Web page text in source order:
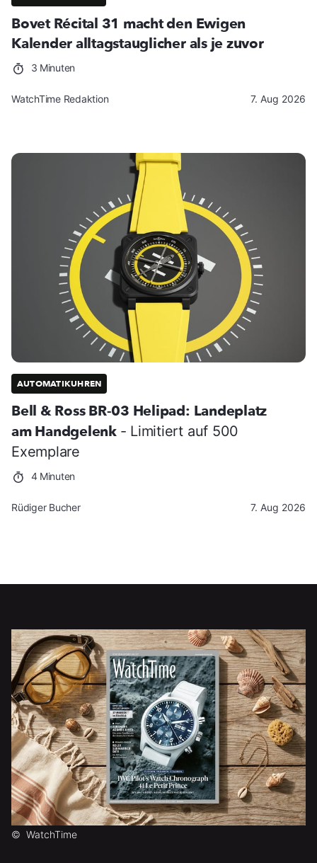
Bovet Récital 31 macht den Ewigen
Kalender alltagstauglicher als je zuvor
3 Minuten
WatchTime Redaktion 7. Aug 2026
AUTOMATIKUHREN
Bell & Ross BR-03 Helipad: Landeplatz
am Handgelenk - Limitiert auf 500
Exemplare
4 Minuten
Rüdiger Bucher 7. Aug 2026
© WatchTime